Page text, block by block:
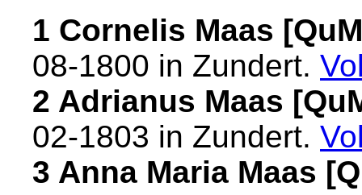
1 Cornelis Maas
08-1800 in Zundert.
2 Adrianus Maas
02-1803 in Zundert.
3 Anna Maria Maas